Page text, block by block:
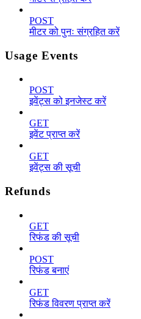
POST
मीटर को पुनः संग्रहित करें
Usage Events
POST
इवेंट्स को इनजेस्ट करें
GET
इवेंट प्राप्त करें
GET
इवेंट्स की सूची
Refunds
GET
रिफंड की सूची
POST
रिफंड बनाएं
GET
रिफंड विवरण प्राप्त करें